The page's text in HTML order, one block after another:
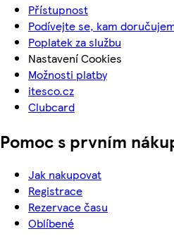
Přístupnost
Podívejte se, kam
Poplatek za službu
Nastavení Cookies
Možnosti platby
itesco.cz
Clubcard
Pomoc s prvním
Jak nakupovat
Registrace
Rezervace času
Oblíbené